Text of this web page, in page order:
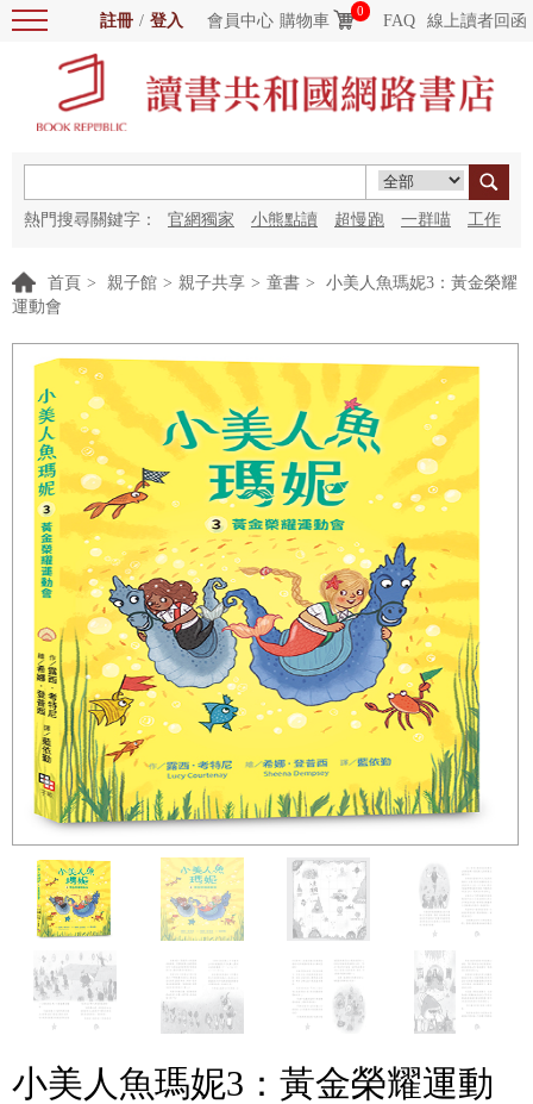
註冊 / 登入 會員中心 購物車
0
FAQ 線上讀者回函
熱門搜尋關鍵字： 官網獨家 小熊點讀 超慢跑 一群喵 工作
首頁 > 親子館 > 親子共享 > 童書 >
小美人魚瑪妮3：黃金榮耀
運動會
小美人魚瑪妮3：黃金榮耀運動